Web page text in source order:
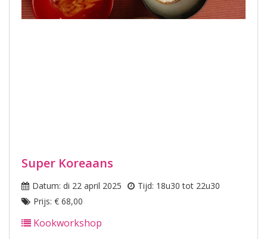
Super Koreaans
Datum: di 22 april 2025
Tijd: 18u30 tot 22u30
Prijs: € 68,00
Kookworkshop